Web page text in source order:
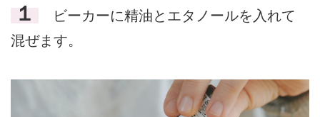
１
ビーカーに精油とエタノールを入れて
混ぜます。